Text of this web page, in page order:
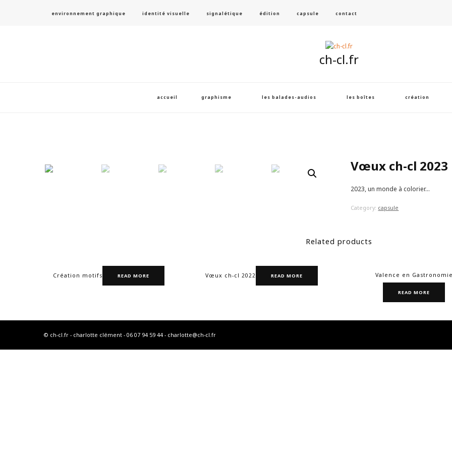
environnement graphique identité visuelle signalétique édition capsule contact
ch-cl.fr
accueil graphisme les balades-audios les boîtes création
Vœux ch-cl 2023
2023, un monde à colorier…
Category: capsule
Related products
Création motifs READ MORE Vœux ch-cl 2022 READ MORE Valence en Gastronomie
READ MORE
© ch-cl.fr - charlotte clément - 06 07 94 59 44 - charlotte@ch-cl.fr